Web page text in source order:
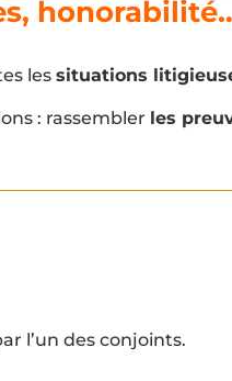
les situations
: rassembler les
l’un des conjoints.